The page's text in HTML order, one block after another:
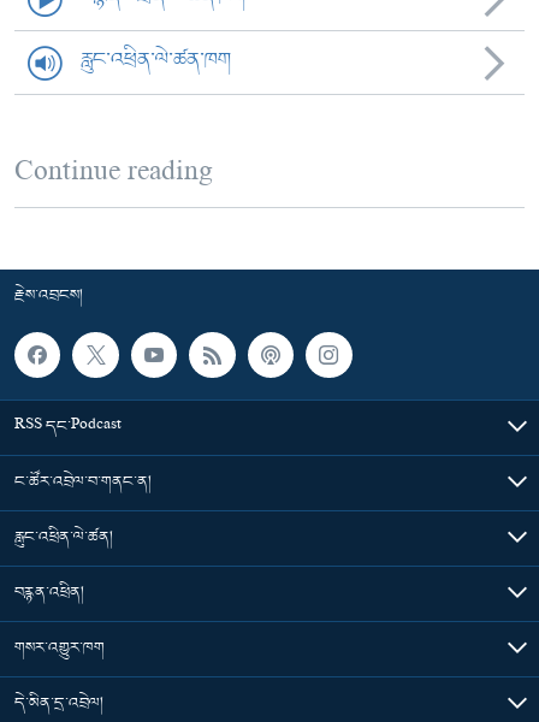
རླུང་འཕྲིན་ལེ་ཚན་ཁག
Continue reading
རྗེས་འབྲངས།
RSS དང་Podcast
ང་ཚོར་འབྲེལ་བ་གནང་ན།
རླུང་འཕྲིན་ལེ་ཚན།
བརྙན་འཕྲིན།
གསར་འགྱུར་ཁག
དེ་མིན་དྲ་འབྲེལ།